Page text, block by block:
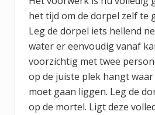
het tijd om de dorpel zelf te
Leg de dorpel iets hellend
water er eenvoudig vanaf
voorzichtig met twee
op de juiste plek hangt
moet gaan liggen. Leg de
op de mortel. Ligt deze